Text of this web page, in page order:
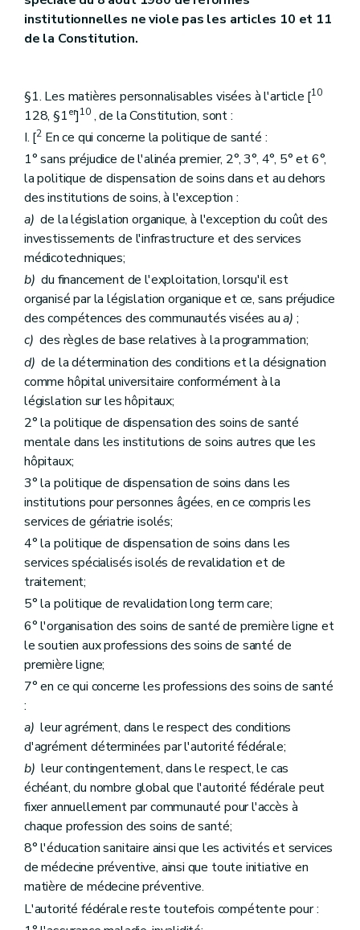
institutionnelles ne viole pas les articles 10 et 11
de la Constitution.
§1. Les matières personnalisables visées à l'article [10
128, §1er]10, de la Constitution, sont :
I. [2 En ce qui concerne la politique de santé :
1° sans préjudice de l'alinéa premier, 2°, 3°, 4°, 5° et 6°,
la politique de dispensation de soins dans et au dehors
des institutions de soins, à l'exception :
a) de la législation organique, à l'exception du coût des
investissements de l'infrastructure et des services
médicotechniques;
b) du financement de l'exploitation, lorsqu'il est
organisé par la législation organique et ce, sans préjudice
des compétences des communautés visées aua) ;
c) des règles de base relatives à la programmation;
d) de la détermination des conditions et la désignation
comme hôpital universitaire conformément à la
législation sur les hôpitaux;
2° la politique de dispensation des soins de santé
mentale dans les institutions de soins autres que les
hôpitaux;
3° la politique de dispensation de soins dans les
institutions pour personnes âgées, en ce compris les
services de gériatrie isolés;
4° la politique de dispensation de soins dans les
services spécialisés isolés de revalidation et de
traitement;
5° la politique de revalidation long term care;
6° l'organisation des soins de santé de première ligne et
le soutien aux professions des soins de santé de
première ligne;
7° en ce qui concerne les professions des soins de santé
:
a) leur agrément, dans le respect des conditions
d'agrément déterminées par l'autorité fédérale;
b) leur contingentement, dans le respect, le cas
échéant, du nombre global que l'autorité fédérale peut
fixer annuellement par communauté pour l'accès à
chaque profession des soins de santé;
8° l'éducation sanitaire ainsi que les activités et services
de médecine préventive, ainsi que toute initiative en
matière de médecine préventive.
L'autorité fédérale reste toutefois compétente pour :